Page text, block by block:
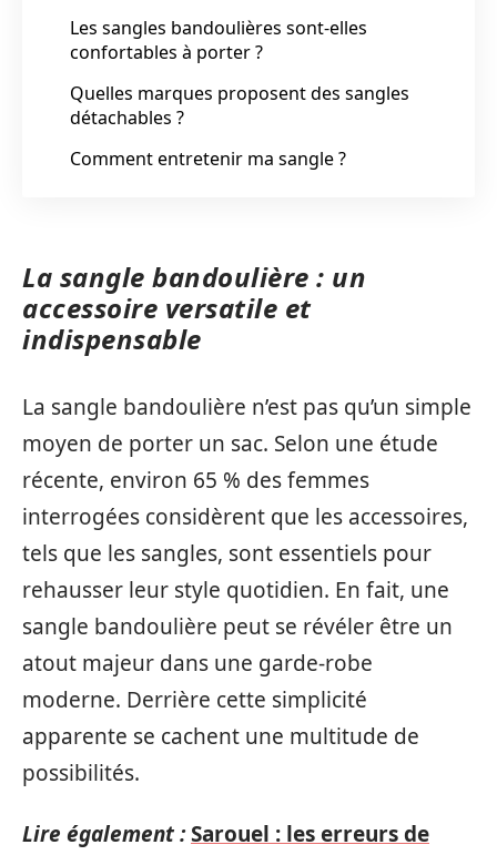
Les sangles bandoulières sont-elles
confortables à porter ?
Quelles marques proposent des sangles
détachables ?
Comment entretenir ma sangle ?
La sangle bandoulière : un
accessoire versatile et
indispensable
La sangle bandoulière n’est pas qu’un simple
moyen de porter un sac. Selon une étude
récente, environ 65 % des femmes
interrogées considèrent que les accessoires,
tels que les sangles, sont essentiels pour
rehausser leur style quotidien. En fait, une
sangle bandoulière peut se révéler être un
atout majeur dans une garde-robe
moderne. Derrière cette simplicité
apparente se cachent une multitude de
possibilités.
Lire également :Sarouel : les erreurs de